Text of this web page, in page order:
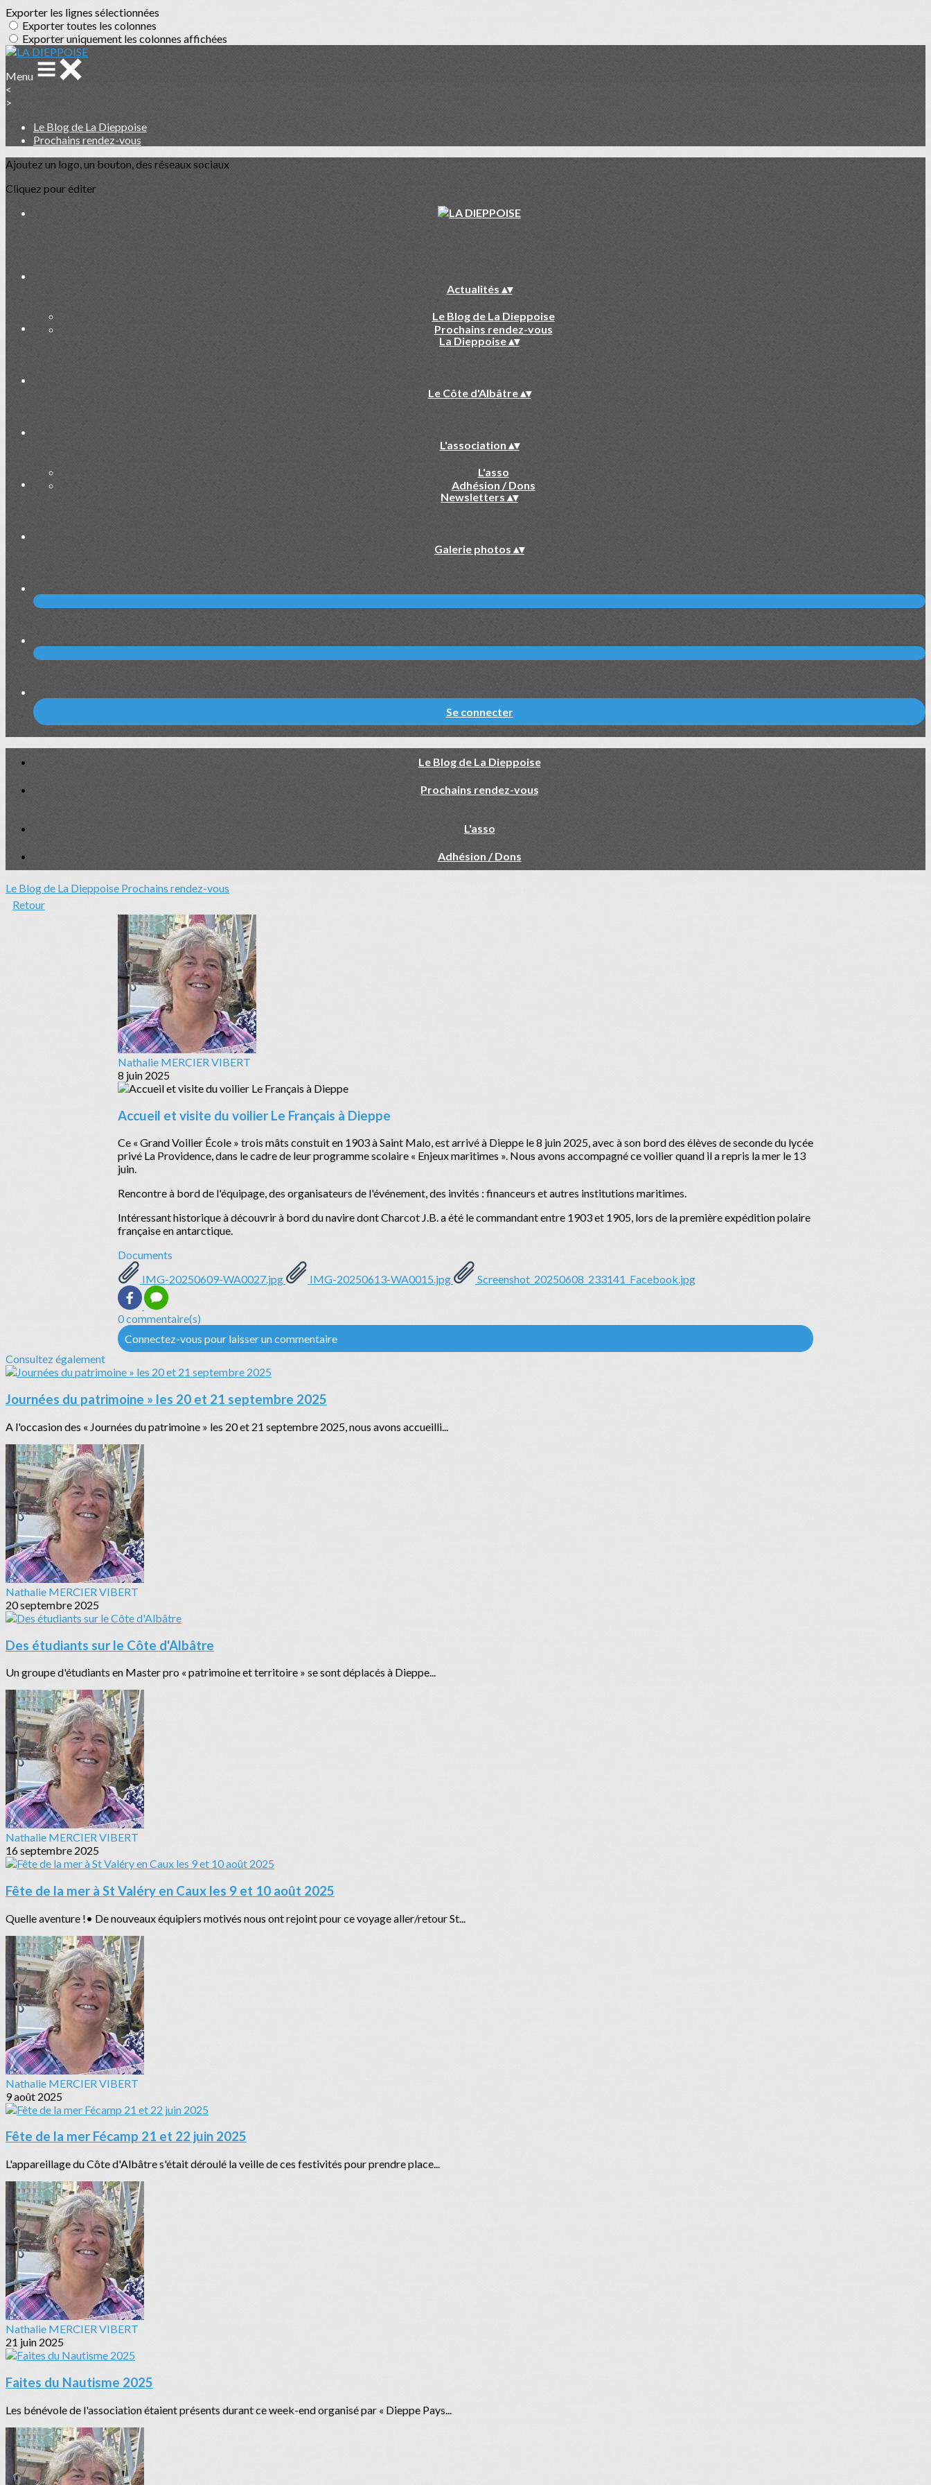
Exporter les lignes sélectionnées
Exporter toutes les colonnes
Exporter uniquement les colonnes affichées
Menu
<
>
Le Blog de La Dieppoise
Prochains rendez-vous
Ajoutez un logo, un bouton, des réseaux sociaux
Cliquez pour éditer
Actualités ▴▾
Le Blog de La Dieppoise
Prochains rendez-vous
La Dieppoise▴▾
Le Côte d'Albâtre▴▾
L'association ▴▾
L'asso
Adhésion / Dons
Newsletters ▴▾
Galerie photos ▴▾
Se connecter
Le Blog de La Dieppoise
Prochains rendez-vous
L'asso
Adhésion / Dons
Le Blog de La Dieppoise Prochains rendez-vous
Retour
Nathalie MERCIER VIBERT
8 juin 2025
Accueil et visite du voilier Le Français à Dieppe
Ce « Grand Voilier École » trois mâts constuit en 1903 à Saint Malo, est arrivé à Dieppe le 8 juin 2025, avec à son bord des élèves de seconde du lycée
privé La Providence, dans le cadre de leur programme scolaire « Enjeux maritimes ». Nous avons accompagné ce voilier quand il a repris la mer le 13
juin.
Rencontre à bord de l'équipage, des organisateurs de l'événement, des invités : financeurs et autres institutions maritimes.
Intéressant historique à découvrir à bord du navire dont Charcot J.B. a été le commandant entre 1903 et 1905, lors de la première expédition polaire
française en antarctique.
Documents
IMG-20250609-WA0027.jpg
IMG-20250613-WA0015.jpg Screenshot_20250608_233141_Facebook.jpg
0 commentaire(s)
Connectez-vous pour laisser un commentaire
Consultez également
Journées du patrimoine » les 20 et 21 septembre 2025
A l'occasion des « Journées du patrimoine » les 20 et 21 septembre 2025, nous avons accueilli...
Nathalie MERCIER VIBERT
20 septembre 2025
Des étudiants sur le Côte d'Albâtre
Un groupe d'étudiants en Master pro « patrimoine et territoire » se sont déplacés à Dieppe...
Nathalie MERCIER VIBERT
16 septembre 2025
Fête de la mer à St Valéry en Caux les 9 et 10 août 2025
Quelle aventure !• De nouveaux équipiers motivés nous ont rejoint pour ce voyage aller/retour St...
Nathalie MERCIER VIBERT
9 août 2025
Fête de la mer Fécamp 21 et 22 juin 2025
L'appareillage du Côte d'Albâtre s'était déroulé la veille de ces festivités pour prendre place...
Nathalie MERCIER VIBERT
21 juin 2025
Faites du Nautisme 2025
Les bénévole de l'association étaient présents durant ce week-end organisé par « Dieppe Pays...